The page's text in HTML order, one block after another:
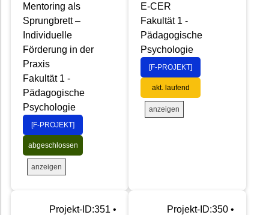
Mentoring als
Sprungbrett –
Individuelle
Förderung in der
Praxis
Fakultät 1 -
Pädagogische
Psychologie
[F-PROJEKT]
abgeschlossen
anzeigen
E-CER
Fakultät 1 -
Pädagogische
Psychologie
[F-PROJEKT]
akt. laufend
anzeigen
Projekt-ID:351 •
Projekt-ID:350 •